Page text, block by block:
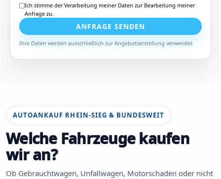
Ich stimme der Verarbeitung meiner Daten zur Bearbeitung meiner
Anfrage zu.
ANFRAGE SENDEN
Ihre Daten werden ausschließlich zur Angebotserstellung verwendet.
AUTOANKAUF RHEIN-SIEG & BUNDESWEIT
Welche Fahrzeuge kaufen
wir an?
Ob Gebrauchtwagen, Unfallwagen, Motorschaden oder nicht